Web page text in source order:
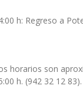
h: Regreso a
horarios son
h. (942 32 12 83).